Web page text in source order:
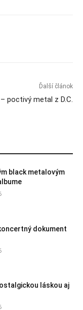
Ďalší článok
poctivý metal z D.C.
black metalovým
dokument
láskou aj